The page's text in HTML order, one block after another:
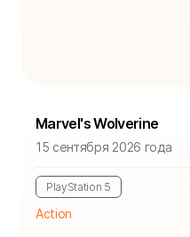
Marvel's Wolverine
15 сентября 2026 года
PlayStation 5
Action